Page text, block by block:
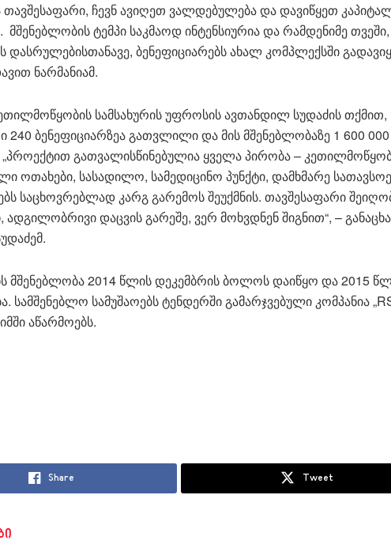
ჩევნ ავიღეთ ვალდებულება და დავიწყეთ
ტემპი საკმაოდ ინტენსიურია და რამდენიმე თვეში,
დასრულებისთანავე, ბენეფიციარებს ახალ კომპლექსში
ნარმანიამ.
სამსახურის უფროსის ავთანდილ სუდაძის თქმით,
240 ბენეფიციარზეა გათვლილი და მის მშენებლობაზე 1 600
„პროექტით გათვალისწინებულია ყველა პირობა –
ოთახები, სასადილო, სამედიცინო პუნქტი, დამხმარე
საცხოვრებლად კარგ გარემოს შეუქმნის. თავშესაფარი
ადგილობრივი დაცვის გარეშე, ვერ მოხვდნენ შიგნით“, –
მშენებლობა 2014 წლის დეკემბრის ბოლოს დაიწყო და 2015
სამუშაოებს ტენდერში გამარჯვებული კომპანია
აწარმოებს.
Share Tweet